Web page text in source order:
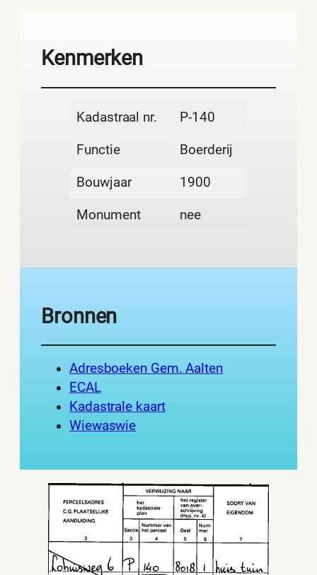
Kenmerken
Kadastraal nr. P-140
Functie Boerderij
Bouwjaar 1900
Monument nee
Bronnen
Adresboeken Gem. Aalten
ECAL
Kadastrale kaart
Wiewaswie